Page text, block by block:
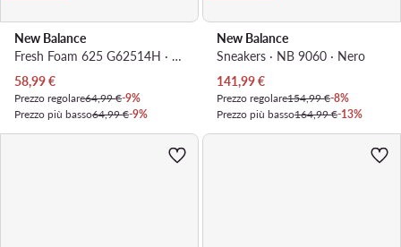
New Balance
Fresh Foam 625 G62514H · Sneakers
Prezzo attuale
58,99€
Prezzo regolare64,99 €-9%
Prezzo più basso64,99 €-9%
New Balance
Sneakers · NB 9060 · Nero
Prezzo attuale
141,99€
Prezzo regolare154,99 €-8%
Prezzo più basso164,99 €-13%